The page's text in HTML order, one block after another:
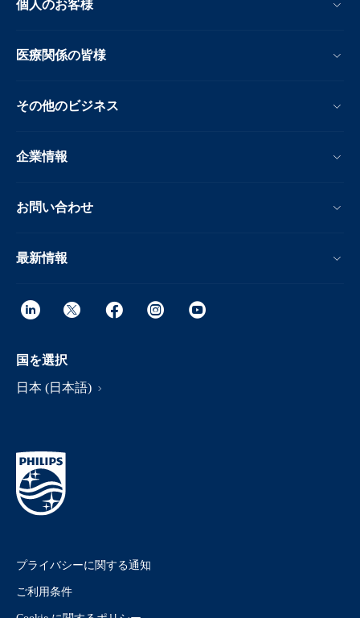
個人のお客様
医療関係の皆様
その他のビジネス
企業情報
お問い合わせ
最新情報
国を選択
日本 (日本語)
プライバシーに関する通知
ご利用条件